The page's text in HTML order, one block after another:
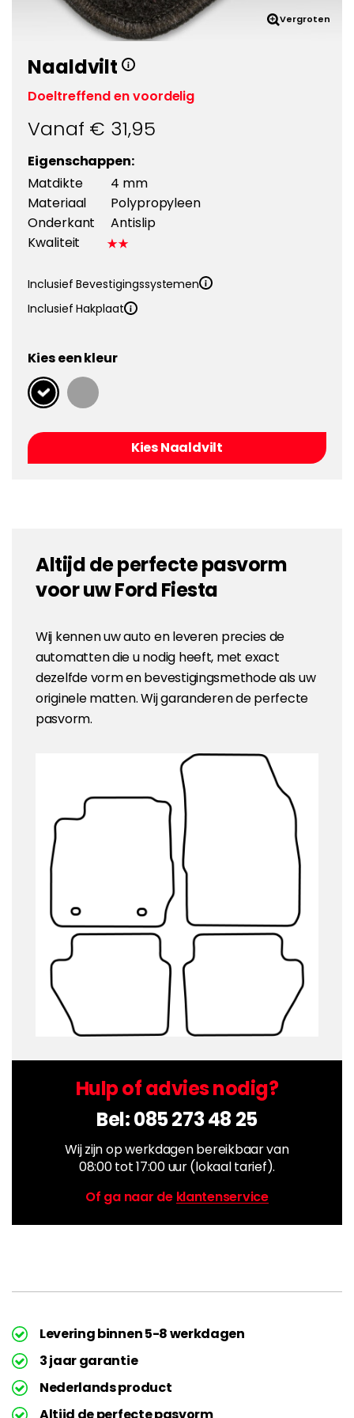
Vergroten
Naaldvilt
Doeltreffend en voordelig
Vanaf € 31,95
Eigenschappen:
Matdikte
4 mm
Materiaal
Polypropyleen
Onderkant
Antislip
Kwaliteit
Inclusief Bevestigingssystemen
Inclusief Hakplaat
Kies een kleur
Kies Naaldvilt
Altijd de perfecte pasvorm
voor uw Ford Fiesta
Wij kennen uw auto en leveren precies de
automatten die u nodig heeft, met exact
dezelfde vorm en bevestigingsmethode als uw
originele matten. Wij garanderen de perfecte
pasvorm.
Hulp of advies nodig?
Bel:085 273 48 25
Wij zijn op werkdagen bereikbaar van
08:00 tot 17:00 uur (lokaal tarief).
Of ga naar de klantenservice
Levering binnen 5-8 werkdagen
3 jaar garantie
Nederlands product
Altijd de perfecte pasvorm